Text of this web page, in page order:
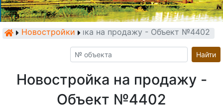
Новостройки
Новостройка на продажу - Объект №4402
Найти
Новостройка на продажу -
Объект №4402